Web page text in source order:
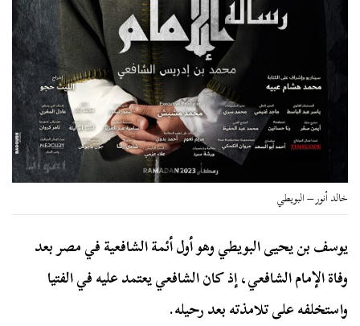
خالد أنور – البويطي
يوسف بن يحيى البويطي وهو أول أئمة الشافعية في مصر بعد
وفاة الإمام الشافعي، إذ كان الشافعي يعتمد عليه في الفتيا
واستخلفه على تلامذته بعد رحيله.